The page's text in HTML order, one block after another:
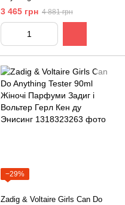
Парфуми Задиг і Вольтер Герл
Кен ду Энисинг
3 465 грн 4 881 грн
−29%
Zadig & Voltaire Girls Can Do